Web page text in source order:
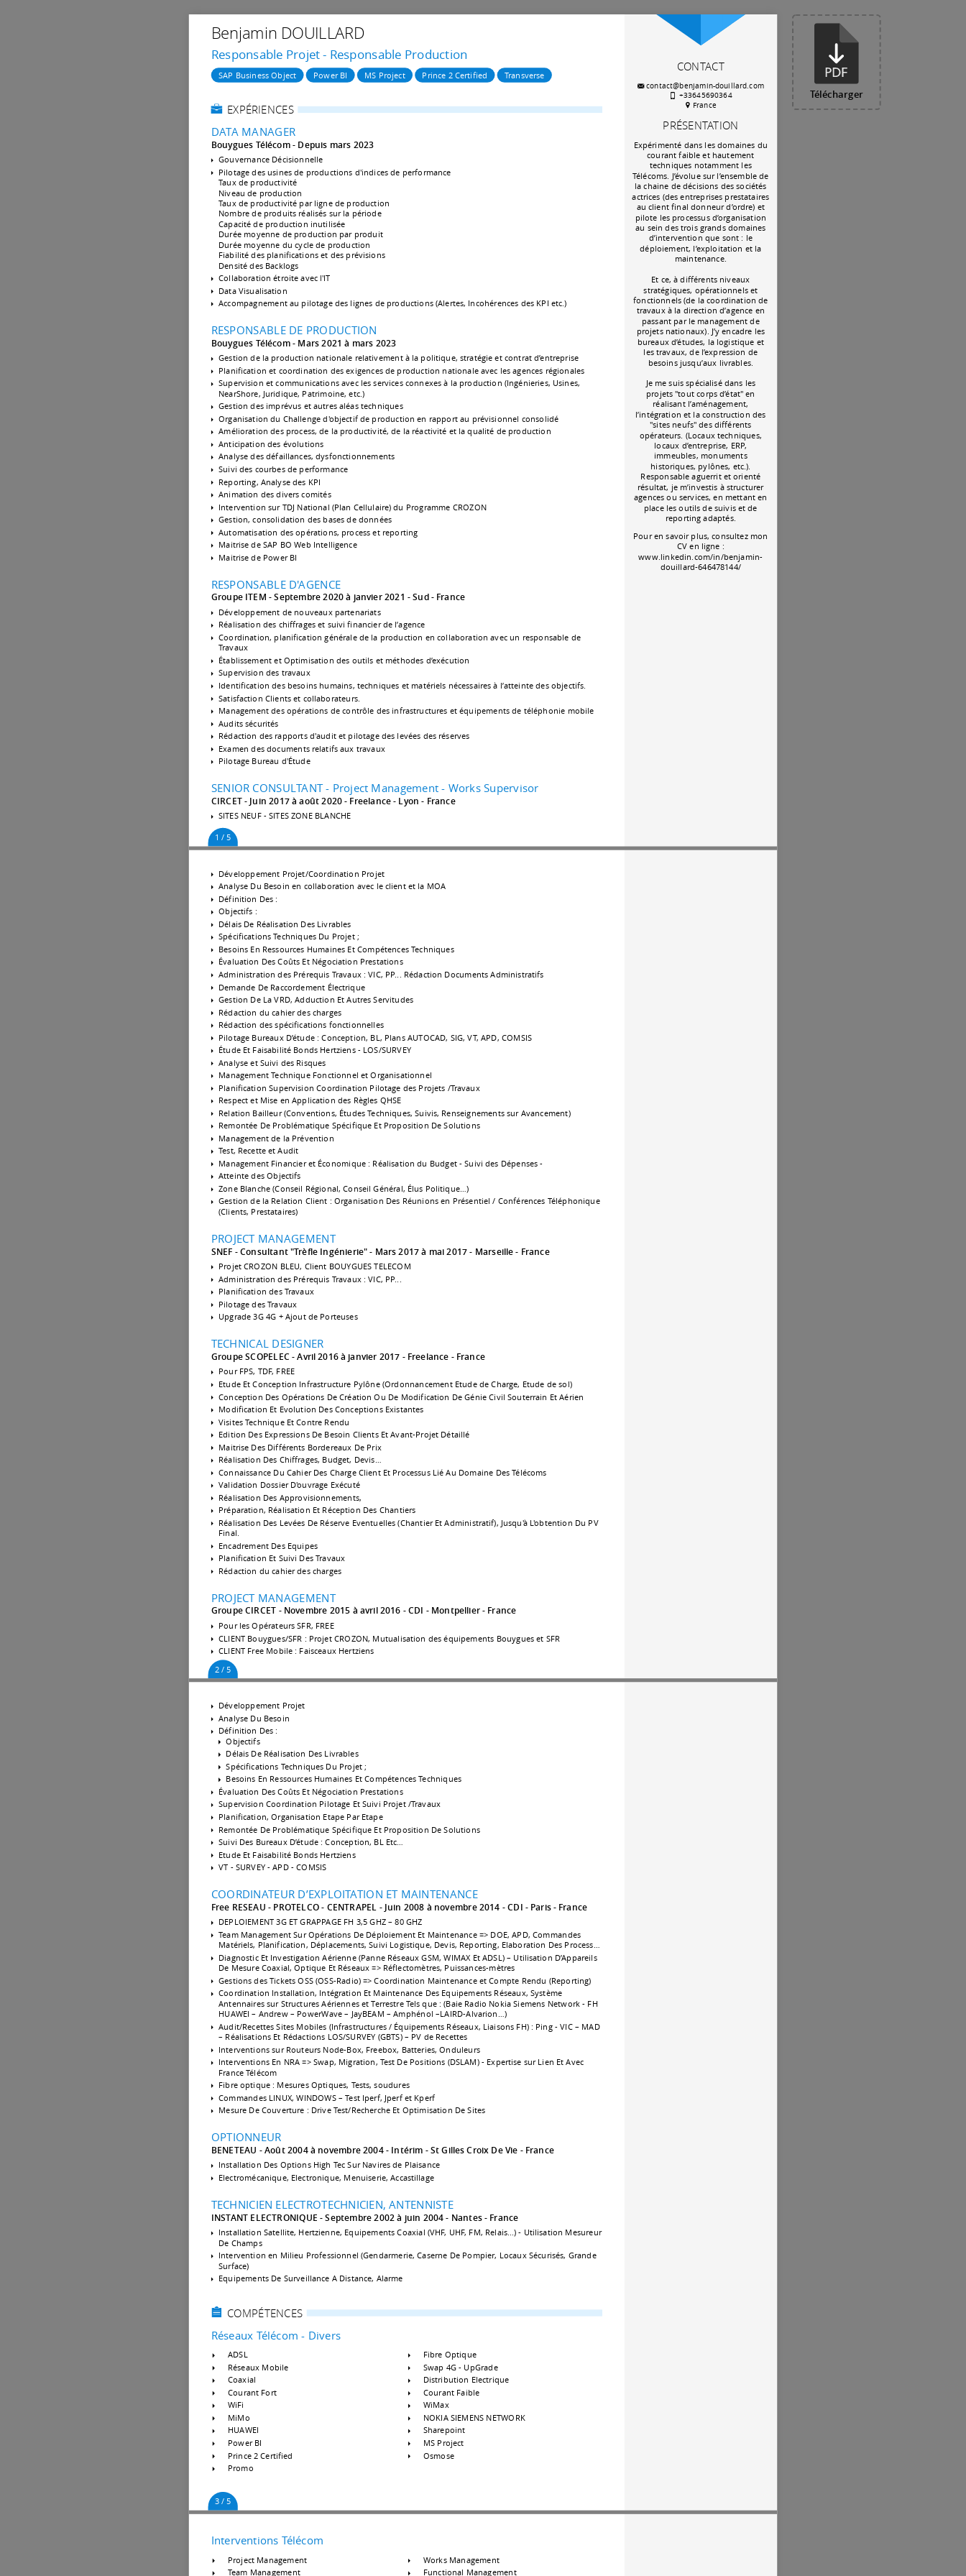
Benjamin DOUILLARD
Responsable Projet - Responsable Production
SAP Business Object Power BI MS Project Prince 2 Certified Transverse
EXPÉRIENCES
DATA MANAGER
Bouygues Télécom Depuis mars 2023
Gouvernance Décisionnelle
Pilotage des usines de productions d'indices de performance
Taux de productivité
Niveau de production
Taux de productivité par ligne de production
Nombre de produits réalisés sur la période
Capacité de production inutilisée
Durée moyenne de production par produit
Durée moyenne du cycle de production
Fiabilité des planifications et des prévisions
Densité des Backlogs
Collaboration étroite avec l'IT
Data Visualisation
Accompagnement au pilotage des lignes de productions (Alertes, Incohérences des KPI etc.)
RESPONSABLE DE PRODUCTION
Bouygues Télécom Mars 2021 à mars 2023
Gestion de la production nationale relativement à la politique, stratégie et contrat d’entreprise
Planification et coordination des exigences de production nationale avec les agences régionales
Supervision et communications avec les services connexes à la production (Ingénieries, Usines,
NearShore, Juridique, Patrimoine, etc.)
Gestion des imprévus et autres aléas techniques
Organisation du Challenge d'objectif de production en rapport au prévisionnel consolidé
Amélioration des process, de la productivité, de la réactivité et la qualité de production
Anticipation des évolutions
Analyse des défaillances, dysfonctionnements
Suivi des courbes de performance
Reporting, Analyse des KPI
Animation des divers comités
Intervention sur TDJ National (Plan Cellulaire) du Programme CROZON
Gestion, consolidation des bases de données
Automatisation des opérations, process et reporting
Maitrise de SAP BO Web Intelligence
Maitrise de Power BI
RESPONSABLE D'AGENCE
Groupe ITEM Septembre 2020 à janvier 2021 Sud France
Développement de nouveaux partenariats
Réalisation des chiffrages et suivi financier de l’agence
Coordination, planification générale de la production en collaboration avec un responsable de
Travaux
Établissement et Optimisation des outils et méthodes d’exécution
Supervision des travaux
Identification des besoins humains, techniques et matériels nécessaires à l’atteinte des objectifs.
Satisfaction Clients et collaborateurs.
Management des opérations de contrôle des infrastructures et équipements de téléphonie mobile
Audits sécurités
Rédaction des rapports d'audit et pilotage des levées des réserves
Examen des documents relatifs aux travaux
Pilotage Bureau d'Étude
SENIOR CONSULTANT - Project Management - Works Supervisor
CIRCET Juin 2017 à août 2020 Freelance Lyon France
SITES NEUF - SITES ZONE BLANCHE
Développement Projet/Coordination Projet
Analyse Du Besoin en collaboration avec le client et la MOA
Définition Des :
Objectifs :
Délais De Réalisation Des Livrables
Spécifications Techniques Du Projet ;
Besoins En Ressources Humaines Et Compétences Techniques
Évaluation Des Coûts Et Négociation Prestations
Administration des Prérequis Travaux : VIC, PP... Rédaction Documents Administratifs
Demande De Raccordement Électrique
Gestion De La VRD, Adduction Et Autres Servitudes
Rédaction du cahier des charges
Rédaction des spécifications fonctionnelles
Pilotage Bureaux D’étude : Conception, BL, Plans AUTOCAD, SIG, VT, APD, COMSIS
Étude Et Faisabilité Bonds Hertziens - LOS/SURVEY
Analyse et Suivi des Risques
Management Technique Fonctionnel et Organisationnel
Planification Supervision Coordination Pilotage des Projets /Travaux
Respect et Mise en Application des Règles QHSE
Relation Bailleur (Conventions, Études Techniques, Suivis, Renseignements sur Avancement)
Remontée De Problématique Spécifique Et Proposition De Solutions
Management de la Prévention
Test, Recette et Audit
Management Financier et Économique : Réalisation du Budget - Suivi des Dépenses -
Atteinte des Objectifs
Zone Blanche (Conseil Régional, Conseil Général, Élus Politique…)
Gestion de la Relation Client : Organisation Des Réunions en Présentiel / Conférences Téléphonique
(Clients, Prestataires)
PROJECT MANAGEMENT
SNEF - Consultant "Trèfle Ingénierie" Mars 2017 à mai 2017 Marseille France
Projet CROZON BLEU, Client BOUYGUES TELECOM
Administration des Prérequis Travaux : VIC, PP...
Planification des Travaux
Pilotage des Travaux
Upgrade 3G 4G + Ajout de Porteuses
TECHNICAL DESIGNER
Groupe SCOPELEC Avril 2016 à janvier 2017 Freelance France
Pour FPS, TDF, FREE
Etude Et Conception Infrastructure Pylône (Ordonnancement Etude de Charge, Etude de sol)
Conception Des Opérations De Création Ou De Modification De Génie Civil Souterrain Et Aérien
Modification Et Evolution Des Conceptions Existantes
Visites Technique Et Contre Rendu
Edition Des Expressions De Besoin Clients Et Avant-Projet Détaillé
Maitrise Des Différents Bordereaux De Prix
Réalisation Des Chiffrages, Budget, Devis…
Connaissance Du Cahier Des Charge Client Et Processus Lié Au Domaine Des Télécoms
Validation Dossier D'ouvrage Exécuté
Réalisation Des Approvisionnements,
Préparation, Réalisation Et Réception Des Chantiers
Réalisation Des Levées De Réserve Eventuelles (Chantier Et Administratif), Jusqu'à L'obtention Du PV
Final.
Encadrement Des Equipes
Planification Et Suivi Des Travaux
Rédaction du cahier des charges
PROJECT MANAGEMENT
Groupe CIRCET Novembre 2015 à avril 2016 CDI Montpellier France
Pour les Opérateurs SFR, FREE
CLIENT Bouygues/SFR : Projet CROZON, Mutualisation des équipements Bouygues et SFR
CLIENT Free Mobile : Faisceaux Hertziens
Développement Projet
Analyse Du Besoin
Définition Des :
Objectifs
Délais De Réalisation Des Livrables
Spécifications Techniques Du Projet ;
Besoins En Ressources Humaines Et Compétences Techniques
Évaluation Des Coûts Et Négociation Prestations
Supervision Coordination Pilotage Et Suivi Projet /Travaux
Planification, Organisation Etape Par Etape
Remontée De Problématique Spécifique Et Proposition De Solutions
Suivi Des Bureaux D’étude : Conception, BL Etc…
Etude Et Faisabilité Bonds Hertziens
VT - SURVEY - APD - COMSIS
COORDINATEUR D’EXPLOITATION ET MAINTENANCE
Free RESEAU - PROTELCO - CENTRAPEL Juin 2008 à novembre 2014 CDI Paris France
DEPLOIEMENT 3G ET GRAPPAGE FH 3,5 GHZ – 80 GHZ
Team Management Sur Opérations De Déploiement Et Maintenance => DOE, APD, Commandes
Matériels, Planification, Déplacements, Suivi Logistique, Devis, Reporting, Elaboration Des Process…
Diagnostic Et Investigation Aérienne (Panne Réseaux GSM, WIMAX Et ADSL) – Utilisation D’Appareils
De Mesure Coaxial, Optique Et Réseaux => Réflectomètres, Puissances-mètres
Gestions des Tickets OSS (OSS-Radio) => Coordination Maintenance et Compte Rendu (Reporting)
Coordination Installation, Intégration Et Maintenance Des Equipements Réseaux, Système
Antennaires sur Structures Aériennes et Terrestre Tels que : (Baie Radio Nokia Siemens Network - FH
HUAWEI – Andrew – PowerWave – JayBEAM – Amphénol –LAIRD-Alvarion…)
Audit/Recettes Sites Mobiles (Infrastructures / Équipements Réseaux, Liaisons FH) : Ping - VIC – MAD
– Réalisations Et Rédactions LOS/SURVEY (GBTS) – PV de Recettes
Interventions sur Routeurs Node-Box, Freebox, Batteries, Onduleurs
Interventions En NRA => Swap, Migration, Test De Positions (DSLAM) - Expertise sur Lien Et Avec
France Télécom
Fibre optique : Mesures Optiques, Tests, soudures
Commandes LINUX, WINDOWS – Test Iperf, Jperf et Kperf
Mesure De Couverture : Drive Test/Recherche Et Optimisation De Sites
OPTIONNEUR
BENETEAU Août 2004 à novembre 2004 Intérim St Gilles Croix De Vie France
Installation Des Options High Tec Sur Navires de Plaisance
Electromécanique, Electronique, Menuiserie, Accastillage
TECHNICIEN ELECTROTECHNICIEN, ANTENNISTE
INSTANT ELECTRONIQUE Septembre 2002 à juin 2004 Nantes France
Installation Satellite, Hertzienne, Equipements Coaxial (VHF, UHF, FM, Relais...) - Utilisation Mesureur
De Champs
Intervention en Milieu Professionnel (Gendarmerie, Caserne De Pompier, Locaux Sécurisés, Grande
Surface)
Equipements De Surveillance A Distance, Alarme
COMPÉTENCES
Réseaux Télécom - Divers
ADSL
Réseaux Mobile
Coaxial
Courant Fort
WiFi
MiMo
HUAWEI
Power BI
Prince 2 Certified
Promo
Fibre Optique
Swap 4G - UpGrade
Distribution Electrique
Courant Faible
WiMax
NOKIA SIEMENS NETWORK
Sharepoint
MS Project
Osmose
Interventions Télécom
Project Management
Team Management
Works Management
Functional Management
CONTACT
contact@benjamin-douillard.com
+33645690364
France
PRÉSENTATION
Expérimenté dans les domaines du
courant faible et hautement
techniques notamment les
Télécoms. J’évolue sur l’ensemble de
la chaine de décisions des sociétés
actrices (des entreprises prestataires
au client final donneur d’ordre) et
pilote les processus d’organisation
au sein des trois grands domaines
d’intervention que sont : le
déploiement, l’exploitation et la
maintenance.
Et ce, à différents niveaux
stratégiques, opérationnels et
fonctionnels (de la coordination de
travaux à la direction d’agence en
passant par le management de
projets nationaux). J’y encadre les
bureaux d’études, la logistique et
les travaux, de l’expression de
besoins jusqu’aux livrables.
Je me suis spécialisé dans les
projets "tout corps d’état" en
réalisant l’aménagement,
l’intégration et la construction des
"sites neufs" des différents
opérateurs. (Locaux techniques,
locaux d’entreprise, ERP,
immeubles, monuments
historiques, pylônes, etc.).
Responsable aguerrit et orienté
résultat, je m’investis à structurer
agences ou services, en mettant en
place les outils de suivis et de
reporting adaptés.
Pour en savoir plus, consultez mon
CV en ligne :
www.linkedin.com/in/benjamin-
douillard-646478144/
1 / 5
2 / 5
3 / 5
Télécharger